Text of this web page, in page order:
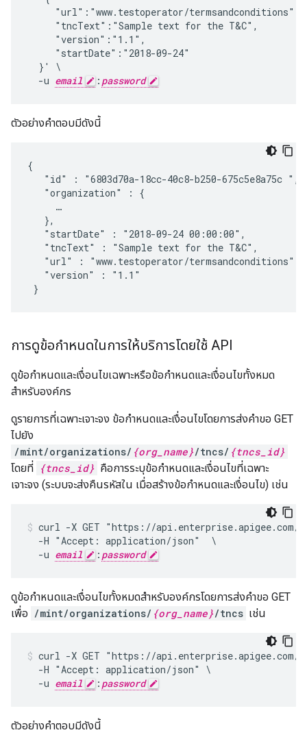
     "url":"www.testoperator/termsandconditions",
     "tncText":"Sample text for the T&C",
     "version":"1.1",
     "startDate":"2018-09-24"
  }' \
  -u
email : password
ตัวอย่างคําตอบมีดังนี้
{
   "id" : "6803d70a-18cc-40c8-b250-675c5e8a75c ",
   "organization" : {
     …
   },
   "startDate" : "2018-09-24 00:00:00",
   "tncText" : "Sample text for the T&C",
   "url" : "www.testoperator/termsandconditions",
   "version" : "1.1"
}
การดูข้อกำหนดในการให้บริการโดยใช้ API
ดูข้อกำหนดและเงื่อนไขเฉพาะหรือข้อกำหนดและเงื่อนไขทั้งหมด
สำหรับองค์กร
ดูรายการที่เฉพาะเจาะจง ข้อกำหนดและเงื่อนไขโดยการส่งคำขอ GET
ไปยัง
/mint/organizations/ {org_name}/tncs/ {tncs_id}
โดยที่ {tncs_id} คือการระบุข้อกำหนดและเงื่อนไขที่เฉพาะ
เจาะจง (ระบบจะส่งคืนรหัสใน เมื่อสร้างข้อกำหนดและเงื่อนไข) เช่น
curl -X GET "https://api.enterprise.apigee.com/
  -H "Accept: application/json"  \
  -u
email : password
ดูข้อกำหนดและเงื่อนไขทั้งหมดสำหรับองค์กรโดยการส่งคำขอ GET
เพื่อ /mint/organizations/ {org_name}/tncs เช่น
curl -X GET "https://api.enterprise.apigee.com/
  -H "Accept: application/json" \
  -u
email : password
ตัวอย่างคําตอบมีดังนี้